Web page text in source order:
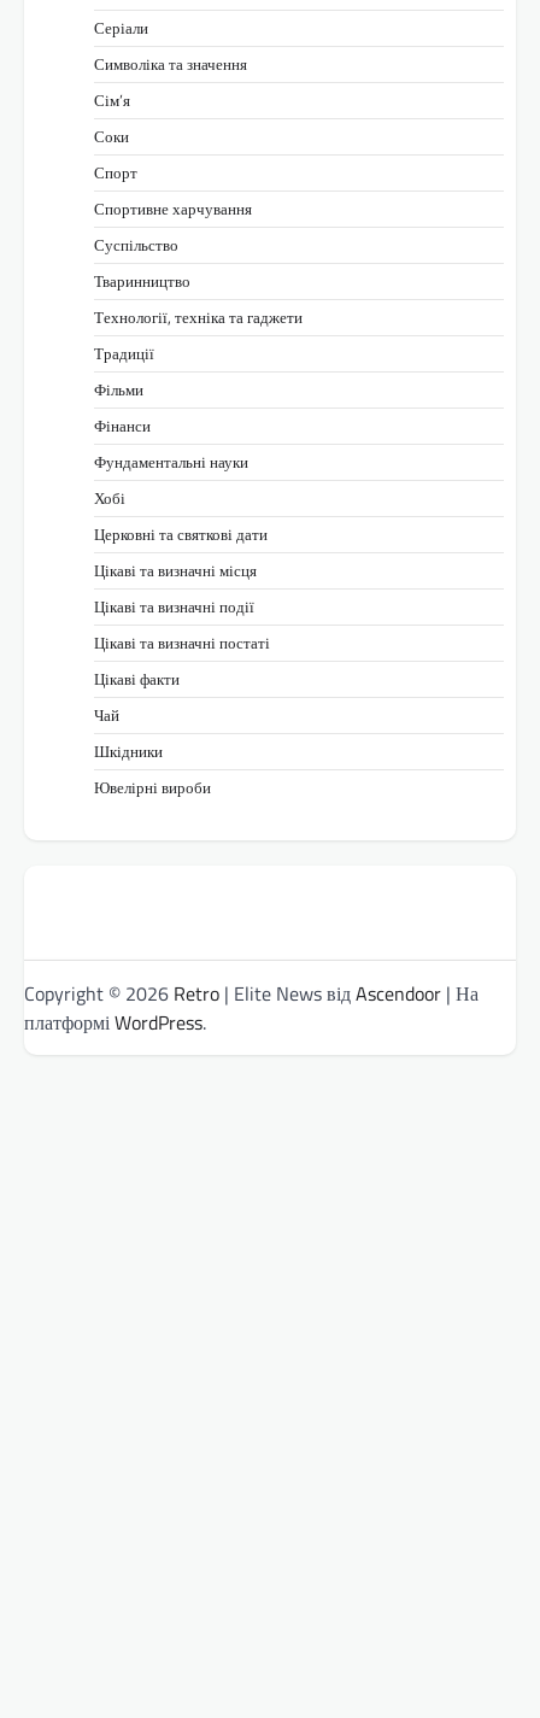
Серіали
Символіка та значення
Сім’я
Соки
Спорт
Спортивне харчування
Суспільство
Тваринництво
Технології, техніка та гаджети
Традиції
Фільми
Фінанси
Фундаментальні науки
Хобі
Церковні та святкові дати
Цікаві та визначні місця
Цікаві та визначні події
Цікаві та визначні постаті
Цікаві факти
Чай
Шкідники
Ювелірні вироби
Copyright © 2026 Retro | Elite News відAscendoor | На
платформіWordPress.